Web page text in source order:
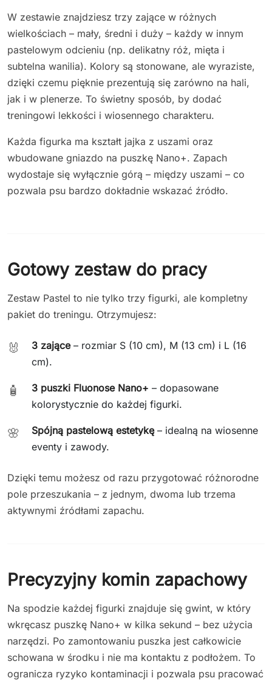
W zestawie znajdziesz trzy zające w różnych
wielkościach – mały, średni i duży – każdy w innym
pastelowym odcieniu (np. delikatny róż, mięta i
subtelna wanilia). Kolory są stonowane, ale wyraziste,
dzięki czemu pięknie prezentują się zarówno na hali,
jak i w plenerze. To świetny sposób, by dodać
treningowi lekkości i wiosennego charakteru.
Każda figurka ma kształt jajka z uszami oraz
wbudowane gniazdo na puszkę Nano+. Zapach
wydostaje się wyłącznie górą – między uszami – co
pozwala psu bardzo dokładnie wskazać źródło.
Gotowy zestaw do pracy
Zestaw Pastel to nie tylko trzy figurki, ale kompletny
pakiet do treningu. Otrzymujesz:
🐰 3 zające– rozmiar S (10 cm), M (13 cm) i L (16
cm).
🧴 3 puszki Fluonose Nano+ – dopasowane
kolorystycznie do każdej figurki.
🌸 Spójną pastelową estetykę– idealną na wiosenne
eventy i zawody.
Dzięki temu możesz od razu przygotować różnorodne
pole przeszukania – z jednym, dwoma lub trzema
aktywnymi źródłami zapachu.
Precyzyjny komin zapachowy
Na spodzie każdej figurki znajduje się gwint, w który
wkręcasz puszkę Nano+ w kilka sekund – bez użycia
narzędzi. Po zamontowaniu puszka jest całkowicie
schowana w środku i nie ma kontaktu z podłożem. To
ogranicza ryzyko kontaminacji i pozwala psu pracować